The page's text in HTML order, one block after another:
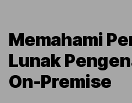
Memahami
Lunak
On-Premise